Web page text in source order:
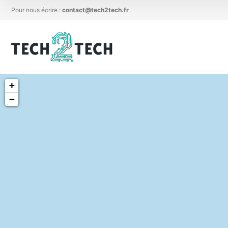
Pour nous écrire : contact@tech2tech.fr
+
−